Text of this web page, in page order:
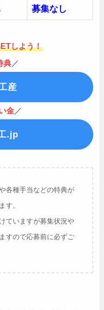
募集なし
しよう！
典 ／
産
金 ／
.jp
各種手当などの特典が
す。
ていますが募集状況や
すので応募前に必ずご